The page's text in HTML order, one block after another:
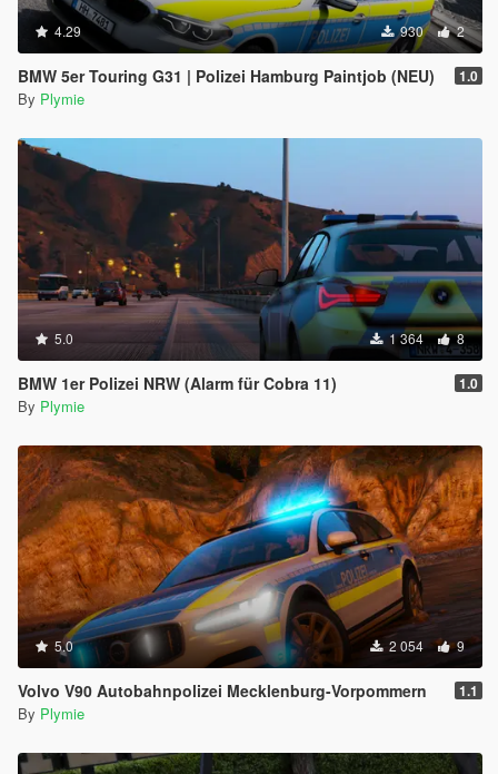
4.29 930 2
BMW 5er Touring G31 | Polizei Hamburg Paintjob (NEU) 1.0
By Plymie
5.0 1 364 8
BMW 1er Polizei NRW (Alarm für Cobra 11) 1.0
By Plymie
5.0 2 054 9
Volvo V90 Autobahnpolizei Mecklenburg-Vorpommern 1.1
By Plymie